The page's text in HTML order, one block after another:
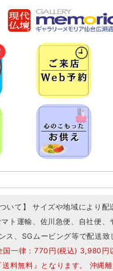
ついて】 サイズや地域により配
ト運輸、佐川急便、自社便、
ス、SGムービング等で配送致
国一律：770円(税込) 3,980円
送料無料』となります。 沖縄